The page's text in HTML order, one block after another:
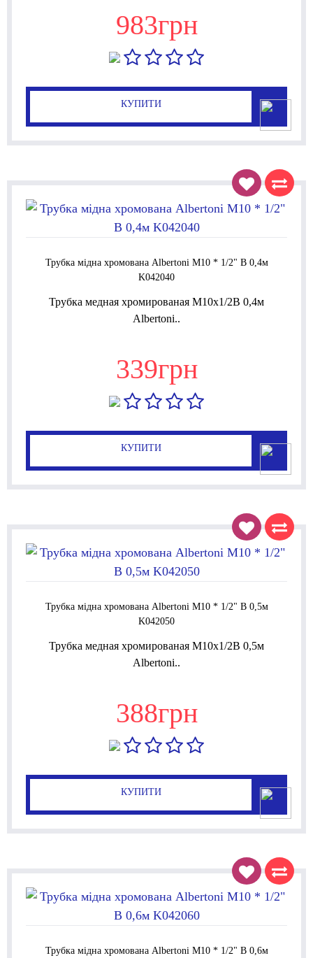
983грн
КУПИТИ
Трубка мідна хромована Albertoni М10 * 1/2" В 0,4м
K042040
Трубка медная хромированая М10x1/2В 0,4м
Albertoni..
339грн
КУПИТИ
Трубка мідна хромована Albertoni М10 * 1/2" В 0,5м
K042050
Трубка медная хромированая М10x1/2В 0,5м
Albertoni..
388грн
КУПИТИ
Трубка мідна хромована Albertoni М10 * 1/2" В 0,6м